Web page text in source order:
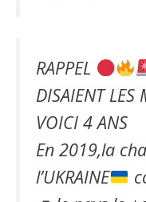
RAPPEL
DISAIENT LES
VOICI 4 ANS
En 2019,la
l’UKRAINE